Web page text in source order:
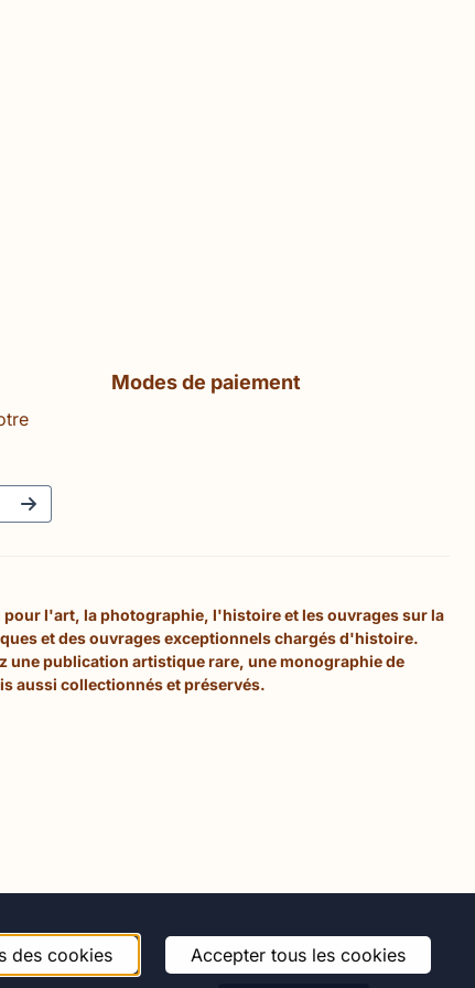
Modes de paiement
l'art, la photographie, l'histoire et les ouvrages sur la
et des ouvrages exceptionnels chargés d'histoire.
une publication artistique rare, une monographie de
aussi collectionnés et préservés.
des cookies Accepter tous les cookies